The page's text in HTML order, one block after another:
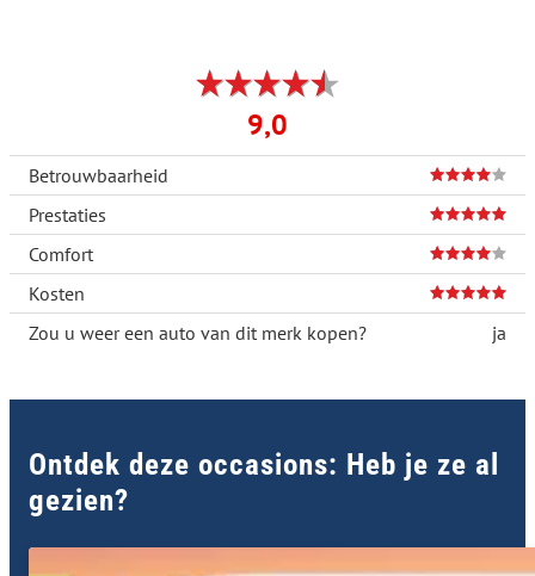
9,0
Betrouwbaarheid
Prestaties
Comfort
Kosten
Zou u weer een auto van dit merk kopen?
ja
Ontdek deze occasions: Heb je ze al
gezien?